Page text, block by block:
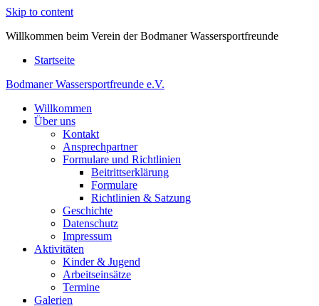
Skip to content
Willkommen beim Verein der Bodmaner Wassersportfreunde
Startseite
Bodmaner Wassersportfreunde e.V.
Willkommen beim Verein der Bodmaner Wassersportfreunde
Willkommen
Über uns
Kontakt
Ansprechpartner
Formulare und Richtlinien
Beitrittserklärung
Formulare
Richtlinien & Satzung
Geschichte
Datenschutz
Impressum
Aktivitäten
Kinder & Jugend
Arbeitseinsätze
Termine
Galerien